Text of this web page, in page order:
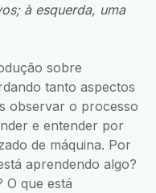
à esquerda, uma
sobre
tanto aspectos
observar o processo
e entender por
de máquina. Por
aprendendo algo?
O que está